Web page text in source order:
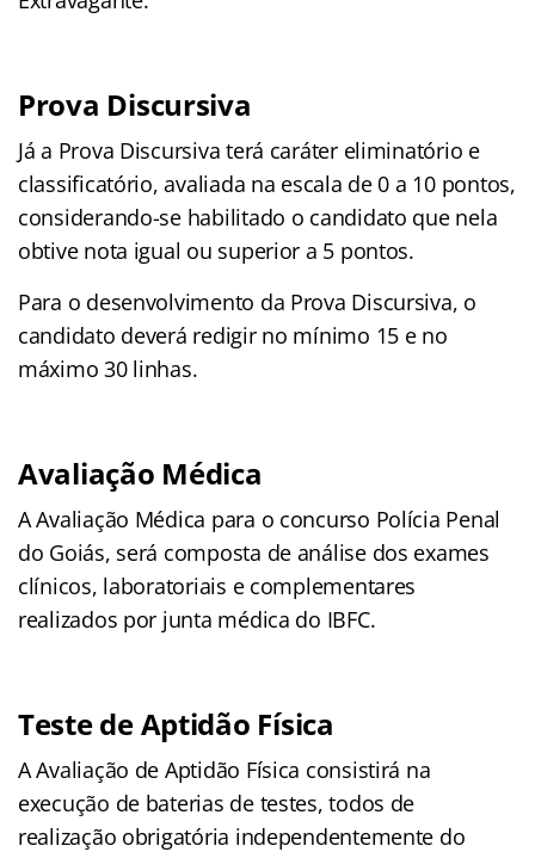
Prova Discursiva
Já a Prova Discursiva terá caráter eliminatório e
classificatório, avaliada na escala de 0 a 10 pontos,
considerando-se habilitado o candidato que nela
obtive nota igual ou superior a 5 pontos.
Para o desenvolvimento da Prova Discursiva, o
candidato deverá redigir no mínimo 15 e no
máximo 30 linhas.
Avaliação Médica
A Avaliação Médica para o concurso Polícia Penal
do Goiás, será composta de análise dos exames
clínicos, laboratoriais e complementares
realizados por junta médica do IBFC.
Teste de Aptidão Física
A Avaliação de Aptidão Física consistirá na
execução de baterias de testes, todos de
realização obrigatória independentemente do